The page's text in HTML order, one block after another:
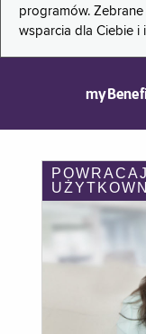
programów.
wsparcia dla Ciebie i